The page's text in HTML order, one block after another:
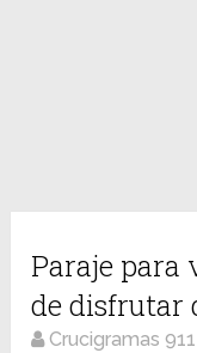
Paraje para
de disfrutar
Crucigramas 911